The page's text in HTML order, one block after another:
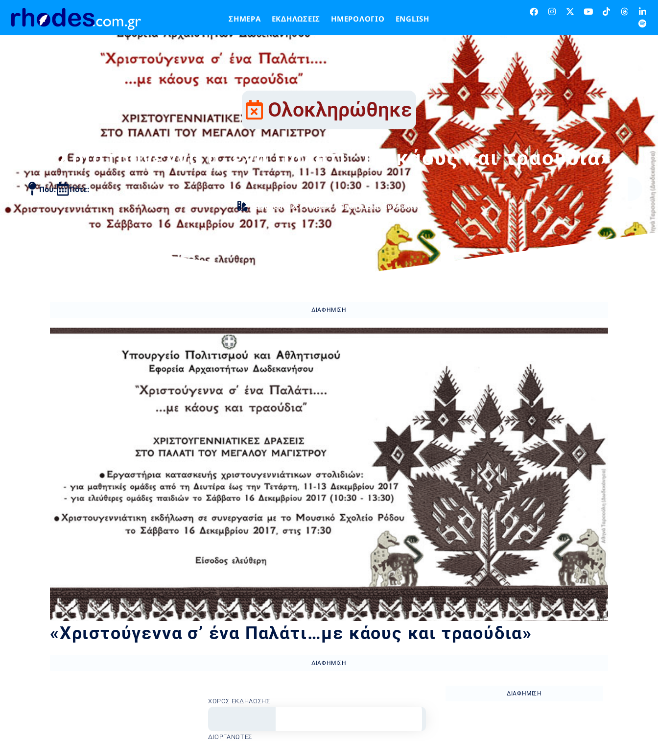
ΣΉΜΕΡΑ ΕΚΔΗΛΏΣΕΙΣ ΗΜΕΡΟΛΌΓΙΟ ENGLISH
Ολοκληρώθηκε
«Χριστούγεννα σ’ ένα Παλάτι…με κάους και τραούδια»
Που:
Πότε:
Παραδοσιακές Γιορτές / Πανηγύρια, Συναυλίες
ΔΙΑΦΉΜΙΣΗ
«Χριστούγεννα σ’ ένα Παλάτι…με κάους και τραούδια»
ΔΙΑΦΉΜΙΣΗ
ΧΏΡΟΣ ΕΚΔΉΛΩΣΗΣ
ΔΙΟΡΓΑΝΩΤΈΣ
ΔΙΑΦΉΜΙΣΗ